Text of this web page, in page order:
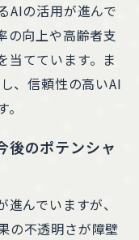
AIの活用が進んで
の向上や高齢者支
当てています。ま
、信頼性の高いAI
後のポテンシャ
んでいますが、
の不透明さが障壁